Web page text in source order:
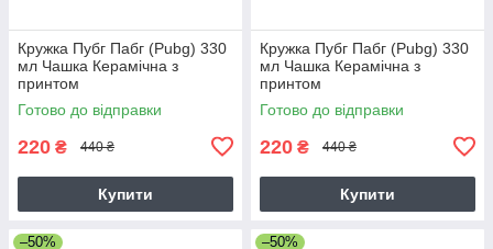
Кружка Пубг Пабг (Pubg) 330
мл Чашка Керамічна з
принтом
Готово до відправки
220 ₴ 440 ₴
Купити
Кружка Пубг Пабг (Pubg) 330
мл Чашка Керамічна з
принтом
Готово до відправки
220 ₴ 440 ₴
Купити
–50% –50%